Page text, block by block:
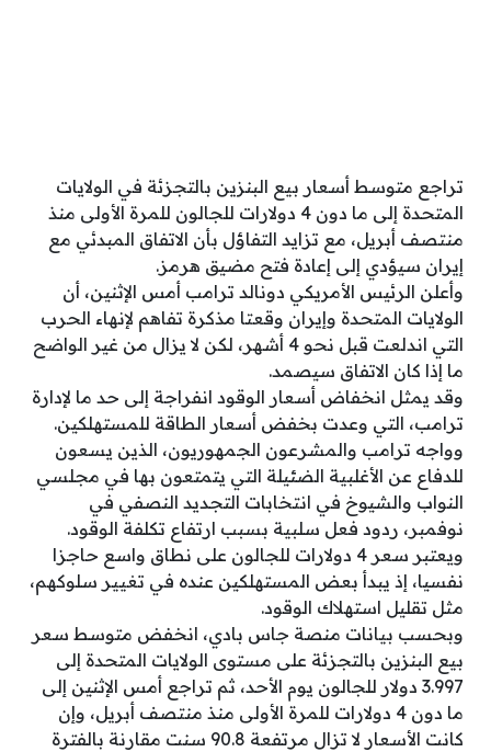
تراجع متوسط أسعار بيع البنزين بالتجزئة في الولايات
المتحدة إلى ما دون 4 دولارات للجالون للمرة الأولى منذ
منتصف أبريل، مع تزايد التفاؤل بأن الاتفاق المبدئي مع
إيران سيؤدي إلى إعادة فتح مضيق هرمز.
وأعلن الرئيس الأمريكي دونالد ترامب أمس الإثنين، أن
الولايات المتحدة وإيران وقعتا مذكرة تفاهم لإنهاء الحرب
التي اندلعت قبل نحو 4 أشهر، لكن لا يزال من غير الواضح
ما إذا كان الاتفاق سيصمد.
وقد يمثل انخفاض أسعار الوقود انفراجة إلى حد ما لإدارة
ترامب، التي وعدت بخفض أسعار الطاقة للمستهلكين.
وواجه ترامب والمشرعون الجمهوريون، الذين يسعون
للدفاع عن الأغلبية الضئيلة التي يتمتعون بها في مجلسي
النواب والشيوخ في انتخابات التجديد النصفي في
نوفمبر، ردود فعل سلبية بسبب ارتفاع تكلفة الوقود.
ويعتبر سعر 4 دولارات للجالون على نطاق واسع حاجزا
نفسيا، إذ يبدأ بعض المستهلكين عنده في تغيير سلوكهم،
مثل تقليل استهلاك الوقود.
وبحسب بيانات منصة جاس بادي، انخفض متوسط سعر
بيع البنزين بالتجزئة على مستوى الولايات المتحدة إلى
3.997 دولار للجالون يوم الأحد، ثم تراجع أمس الإثنين إلى
ما دون 4 دولارات للمرة الأولى منذ منتصف أبريل، وإن
كانت الأسعار لا تزال مرتفعة 90.8 سنت مقارنة بالفترة